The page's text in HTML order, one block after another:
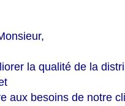
la qualité de la
aux besoins de notre